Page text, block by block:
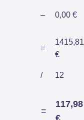
– 0,00 €
=
1415,81
€
/ 12
=
117,98
€